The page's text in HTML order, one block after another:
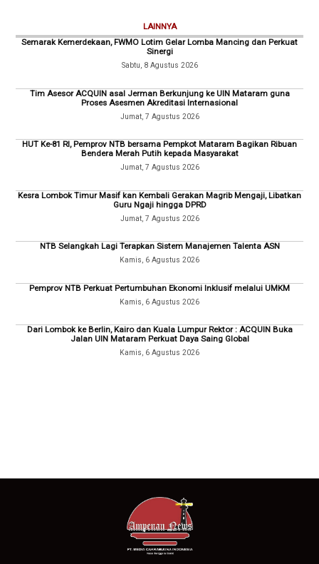
LAINNYA
Semarak Kemerdekaan, FWMO Lotim Gelar Lomba Mancing dan Perkuat
Sinergi
Sabtu, 8 Agustus 2026
Tim Asesor ACQUIN asal Jerman Berkunjung ke UIN Mataram guna
Proses Asesmen Akreditasi Internasional
Jumat, 7 Agustus 2026
HUT Ke-81 RI, Pemprov NTB bersama Pempkot Mataram Bagikan Ribuan
Bendera Merah Putih kepada Masyarakat
Jumat, 7 Agustus 2026
Kesra Lombok Timur Masif kan Kembali Gerakan Magrib Mengaji, Libatkan
Guru Ngaji hingga DPRD
Jumat, 7 Agustus 2026
NTB Selangkah Lagi Terapkan Sistem Manajemen Talenta ASN
Kamis, 6 Agustus 2026
Pemprov NTB Perkuat Pertumbuhan Ekonomi Inklusif melalui UMKM
Kamis, 6 Agustus 2026
Dari Lombok ke Berlin, Kairo dan Kuala Lumpur Rektor : ACQUIN Buka
Jalan UIN Mataram Perkuat Daya Saing Global
Kamis, 6 Agustus 2026